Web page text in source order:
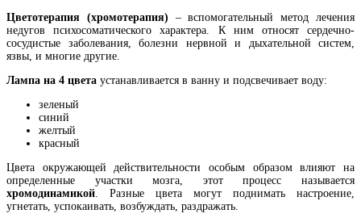
Цветотерапия (хромотерапия) – вспомогательный метод лечения
недугов психосоматического характера. К ним относят сердечно-
сосудистые заболевания, болезни нервной и дыхательной систем,
язвы, и многие другие.
Лампа на 4 цвета устанавливается в ванну и подсвечивает воду:
зеленый
синий
желтый
красный
Цвета окружающей действительности особым образом влияют на
определенные участки мозга, этот процесс называется
хромодинамикой. Разные цвета могут поднимать настроение,
угнетать, успокаивать, возбуждать, раздражать.